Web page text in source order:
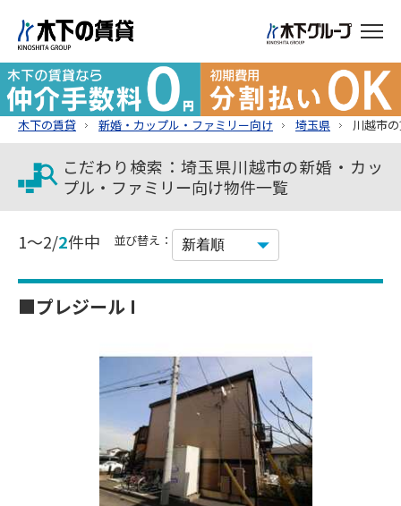
木下の賃貸 新婚・カップル・ファミリー向け 埼玉県 川越市
こだわり検索：埼玉県川越市の新婚・カッ
プル・ファミリー向け物件一覧
1～2/2件中 並び替え：
■プレジール I